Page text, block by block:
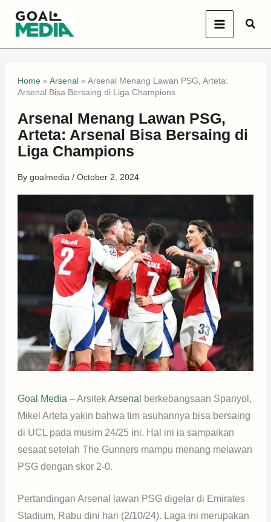
Home» Arsenal» Arsenal Menang Lawan PSG, Arteta:
Arsenal Bisa Bersaing di Liga Champions
Arsenal Menang Lawan PSG,
Arteta: Arsenal Bisa Bersaing di
Liga Champions
By goalmedia / October 2, 2024
Goal Media – ArsitekArsenal
berkebangsaan Spanyol,
Mikel Arteta yakin bahwa tim asuhannya bisa bersaing
di UCL pada musim 24/25 ini. Hal ini ia sampaikan
sesaat setelah The Gunners mampu menang melawan
PSG dengan skor 2-0.
Pertandingan Arsenal lawan PSG digelar di Emirates
Stadium, Rabu dini hari (2/10/24). Laga ini merupakan